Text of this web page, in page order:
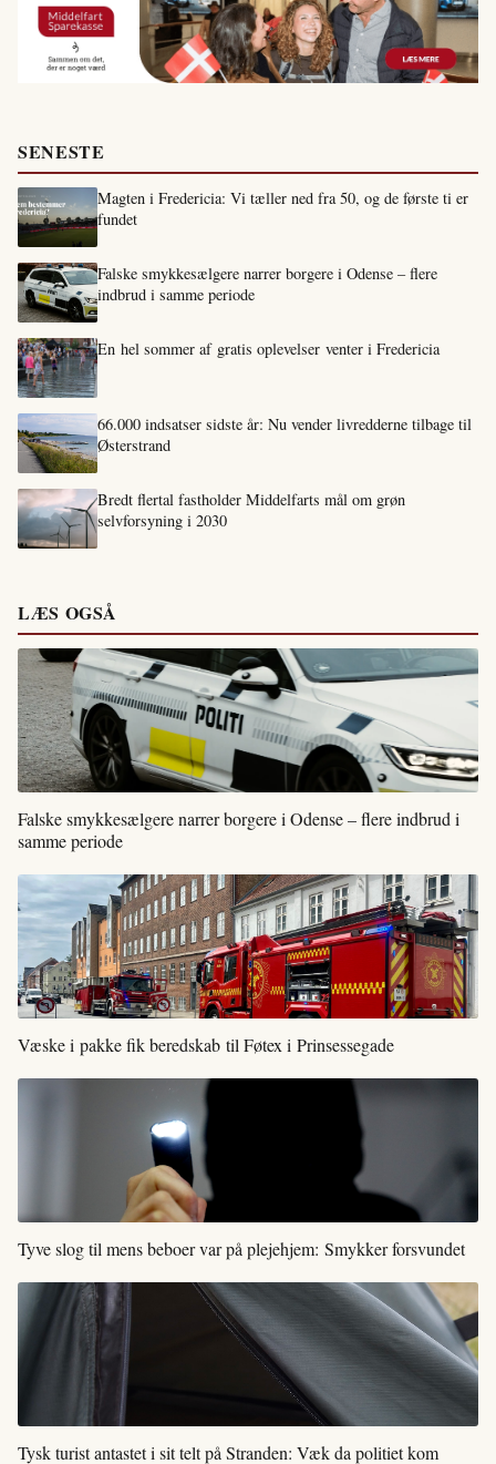
SENESTE
Magten i Fredericia: Vi tæller ned fra 50, og de første ti er
fundet
Falske smykkesælgere narrer borgere i Odense – flere
indbrud i samme periode
En hel sommer af gratis oplevelser venter i Fredericia
66.000 indsatser sidste år: Nu vender livredderne tilbage til
Østerstrand
Bredt flertal fastholder Middelfarts mål om grøn
selvforsyning i 2030
LÆS OGSÅ
Falske smykkesælgere narrer borgere i Odense – flere indbrud i
samme periode
Væske i pakke fik beredskab til Føtex i Prinsessegade
Tyve slog til mens beboer var på plejehjem: Smykker forsvundet
Tysk turist antastet i sit telt på Stranden: Væk da politiet kom